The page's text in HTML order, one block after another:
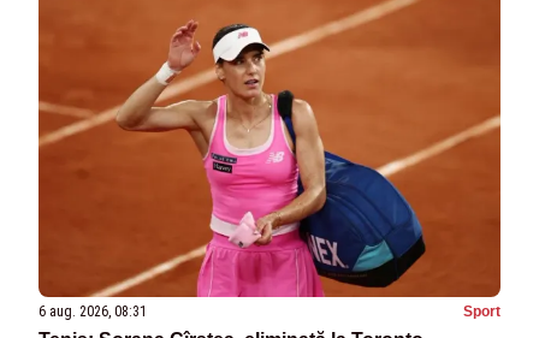
6 aug. 2026, 08:31 Sport